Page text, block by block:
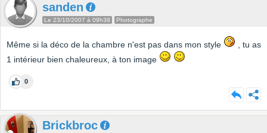
sanden
Le 23/10/2007 à 09h38 Photographe
Même si la déco de la chambre n'est pas dans mon style
, tu as
1 intérieur bien chaleureux, à ton image
0
Brickbroc